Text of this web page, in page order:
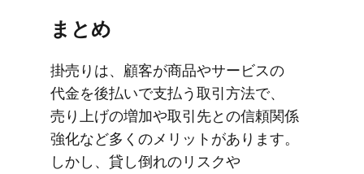
まとめ
掛売りは、​顧客が​商品や​サービスの​
代金を​後払いで​支払う​取引方​法で、​
売り上げの​増加や​取引先との​信頼関係​
強化など​多くの​メリットが​あります。​
しかし、​貸し倒れの​リスクや​